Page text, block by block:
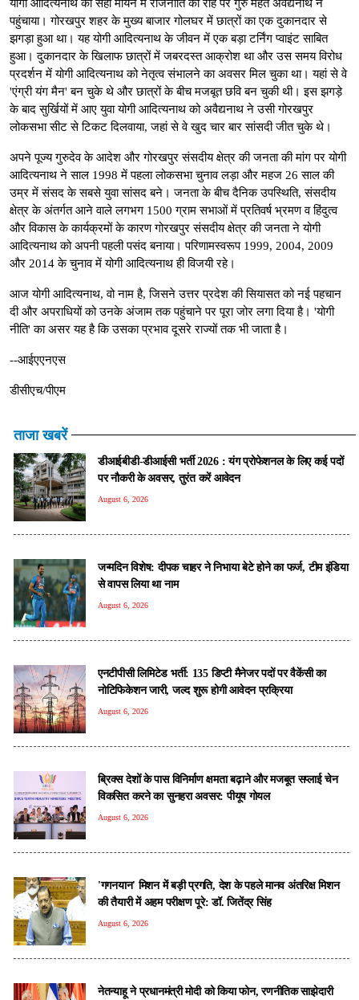
योगी आदित्यनाथ को सही मायने में राजनीति की राह पर गुरु महंत अवैद्यनाथ ने
पहुंचाया। गोरखपुर शहर के मुख्य बाजार गोलघर में छात्रों का एक दुकानदार से
झगड़ा हुआ था। यह योगी आदित्यनाथ के जीवन में एक बड़ा टर्निंग प्वाइंट साबित
हुआ। दुकानदार के खिलाफ छात्रों में जबरदस्त आक्रोश था और उस समय विरोध
प्रदर्शन में योगी आदित्यनाथ को नेतृत्व संभालने का अवसर मिल चुका था। यहां से वे
'एंग्री यंग मैन' बन चुके थे और छात्रों के बीच मजबूत छवि बन चुकी थी। इस झगड़े
के बाद सुर्खियों में आए युवा योगी आदित्यनाथ को अवैद्यनाथ ने उसी गोरखपुर
लोकसभा सीट से टिकट दिलवाया, जहां से वे खुद चार बार सांसदी जीत चुके थे।
अपने पूज्य गुरुदेव के आदेश और गोरखपुर संसदीय क्षेत्र की जनता की मांग पर योगी
आदित्यनाथ ने साल 1998 में पहला लोकसभा चुनाव लड़ा और महज 26 साल की
उम्र में संसद के सबसे युवा सांसद बने। जनता के बीच दैनिक उपस्थिति, संसदीय
क्षेत्र के अंतर्गत आने वाले लगभग 1500 ग्राम सभाओं में प्रतिवर्ष भ्रमण व हिंदुत्व
और विकास के कार्यक्रमों के कारण गोरखपुर संसदीय क्षेत्र की जनता ने योगी
आदित्यनाथ को अपनी पहली पसंद बनाया। परिणामस्वरूप 1999, 2004, 2009
और 2014 के चुनाव में योगी आदित्यनाथ ही विजयी रहे।
आज योगी आदित्यनाथ, वो नाम है, जिसने उत्तर प्रदेश की सियासत को नई पहचान
दी और अपराधियों को उनके अंजाम तक पहुंचाने पर पूरा जोर लगा दिया है। 'योगी
नीति' का असर यह है कि उसका प्रभाव दूसरे राज्यों तक भी जाता है।
--आईएएनएस
डीसीएच/पीएम
ताजा खबरें
डीआईबीडी-डीआईसी भर्ती 2026 : यंग प्रोफेशनल के लिए कई पदों
पर नौकरी के अवसर, तुरंत करें आवेदन
August 6, 2026
जन्मदिन विशेष: दीपक चाहर ने निभाया बेटे होने का फर्ज, टीम इंडिया
से वापस लिया था नाम
August 6, 2026
एनटीपीसी लिमिटेड भर्ती: 135 डिप्टी मैनेजर पदों पर वैकेंसी का
नोटिफिकेशन जारी, जल्द शुरू होगी आवेदन प्रक्रिया
August 6, 2026
ब्रिक्स देशों के पास विनिर्माण क्षमता बढ़ाने और मजबूत सप्लाई चेन
विकसित करने का सुनहरा अवसर: पीयूष गोयल
August 6, 2026
'गगनयान' मिशन में बड़ी प्रगति, देश के पहले मानव अंतरिक्ष मिशन
की तैयारी में अहम परीक्षण पूरे: डॉ. जितेंद्र सिंह
August 6, 2026
नेतन्याहू ने प्रधानमंत्री मोदी को क‍िया फोन, रणनीतिक साझेदारी